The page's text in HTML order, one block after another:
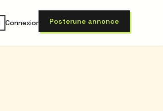
Connexion Posterune annonce